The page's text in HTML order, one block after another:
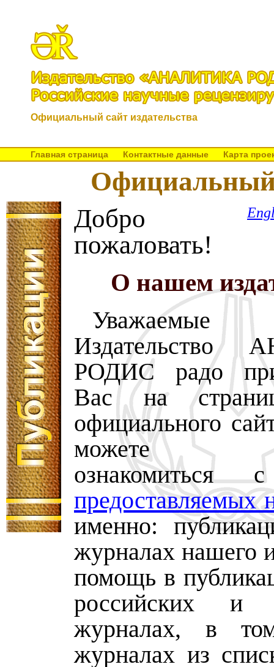
Официальный сайт издательства
Главная страница Контактные данные Карта
Официальный
Добро
пожаловать!
О нашем
Уважаемые
Издательство
РОДИС радо
Вас на
официального
можете
предоставляемых
именно:
журналах нашего
помощь в
российских и
журналах, в
журналах из